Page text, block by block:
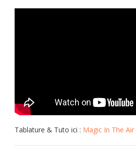
Tablature & Tuto ici : Magic In The Air